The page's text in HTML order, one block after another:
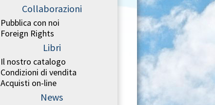
Collaborazioni
Pubblica con noi
Foreign Rights
Libri
Il nostro catalogo
Condizioni di vendita
Acquisti on-line
News